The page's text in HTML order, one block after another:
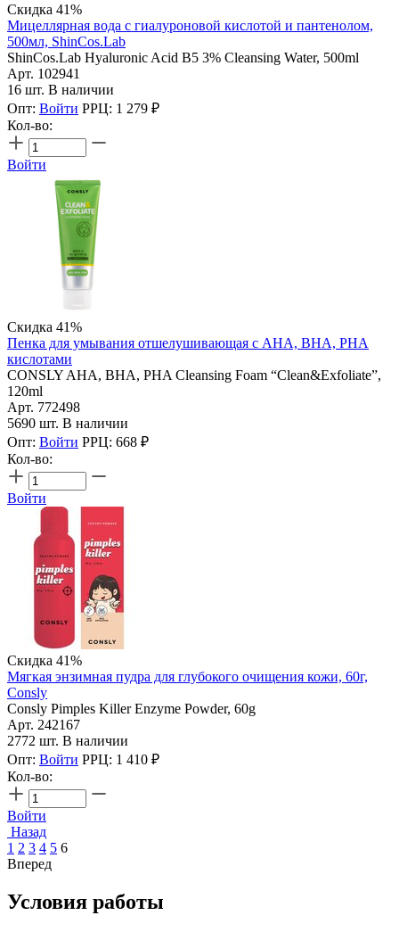
Скидка 41%
Мицеллярная вода с гиалуроновой кислотой и пантенолом,
500мл, ShinCos.Lab
ShinCos.Lab Hyaluronic Acid B5 3% Cleansing Water, 500ml
Арт. 102941
16 шт. В наличии
Опт: Войти РРЦ: 1 279 ₽
Кол-во:
Войти
Скидка 41%
Пенка для умывания отшелушивающая с AHA, BHA, PHA
кислотами
CONSLY AHA, BHA, PHA Cleansing Foam “Clean&Exfoliate”,
120ml
Арт. 772498
5690 шт. В наличии
Опт: Войти РРЦ: 668 ₽
Кол-во:
Войти
Скидка 41%
Мягкая энзимная пудра для глубокого очищения кожи, 60г,
Consly
Consly Pimples Killer Enzyme Powder, 60g
Арт. 242167
2772 шт. В наличии
Опт: Войти РРЦ: 1 410 ₽
Кол-во:
Войти
Назад
1 2 3 4 5 6
Вперед
Условия работы